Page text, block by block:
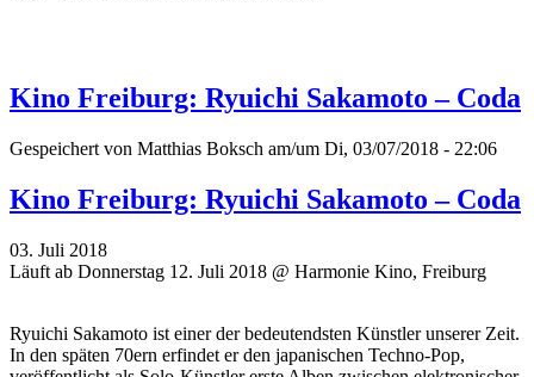
Kino Freiburg: Ryuichi Sakamoto – Coda
Gespeichert von Matthias Boksch am/um Di, 03/07/2018 - 22:06
Kino Freiburg: Ryuichi Sakamoto – Coda
03. Juli 2018
Läuft ab Donnerstag 12. Juli 2018 @ Harmonie Kino, Freiburg
Ryuichi Sakamoto ist einer der bedeutendsten Künstler unserer Zeit.
In den späten 70ern erfindet er den japanischen Techno-Pop,